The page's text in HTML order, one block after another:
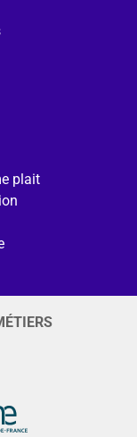
plait